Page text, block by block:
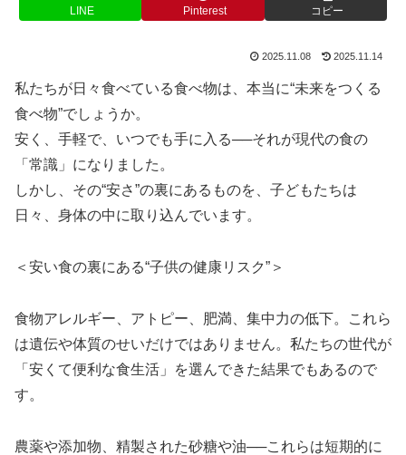
LINE Pinterest コピー
2025.11.08 2025.11.14
私たちが日々食べている食べ物は、本当に“未来をつくる
食べ物”でしょうか。
安く、手軽で、いつでも手に入る──それが現代の食の
「常識」になりました。
しかし、その“安さ”の裏にあるものを、子どもたちは
日々、身体の中に取り込んでいます。
＜安い食の裏にある“子供の健康リスク”＞
食物アレルギー、アトピー、肥満、集中力の低下。これら
は遺伝や体質のせいだけではありません。私たちの世代が
「安くて便利な食生活」を選んできた結果でもあるので
す。
農薬や添加物、精製された砂糖や油──これらは短期的に